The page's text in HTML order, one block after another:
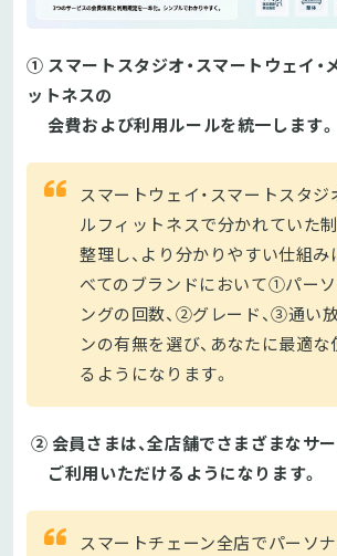
① スマートスタジオ・スマートウェイ・
ットネスの
会費および利用ルールを統一します。
スマートウェイ・スマートスタジ
ルフィットネスで分かれていた
整理し、より分かりやすい仕組み
べてのブランドにおいて①パー
ングの回数、②グレード、③通い
ンの有無を選び、あなたに最適
るようになります。
② 会員さまは、全店舗でさまざまなサ
ご利用いただけるようになります。
スマートチェーン全店でパーソ